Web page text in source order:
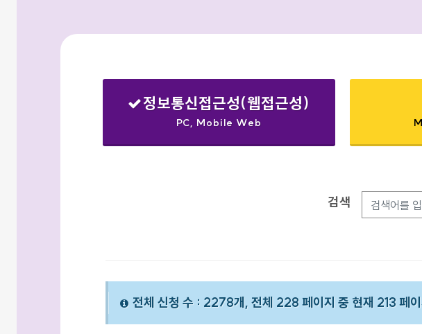
정보통신접근성(웹접근성)
PC, Mobile Web
검색
전체 신청 수 : 2278개, 전체 228 페이지 중 현재 213 페